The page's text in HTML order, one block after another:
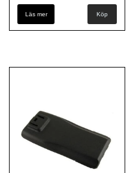
Läs mer